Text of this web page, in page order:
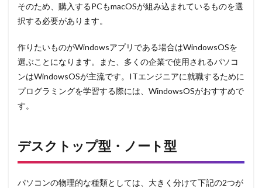
そのため、購入するPCもmacOSが組み込まれているものを選
択する必要があります。
作りたいものがWindowsアプリである場合はWindowsOSを
選ぶことになります。また、多くの企業で使用されるパソコ
ンはWindowsOSが主流です。ITエンジニアに就職するために
プログラミングを学習する際には、WindowsOSがおすすめで
す。
デスクトップ型・ノート型
パソコンの物理的な種類としては、大きく分けて下記の2つが